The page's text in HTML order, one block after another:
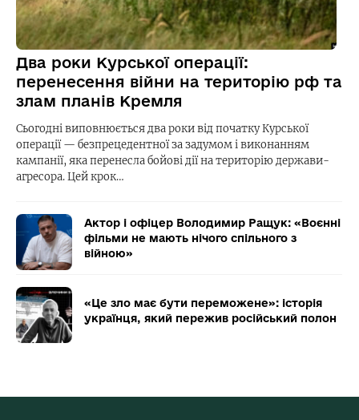
Два роки Курської операції:
перенесення війни на територію рф та
злам планів Кремля
Сьогодні виповнюється два роки від початку Курської
операції — безпрецедентної за задумом і виконанням
кампанії, яка перенесла бойові дії на територію держави-
агресора. Цей крок…
Актор і офіцер Володимир Ращук: «Воєнні
фільми не мають нічого спільного з
війною»
«Це зло має бути переможене»: історія
українця, який пережив російський полон